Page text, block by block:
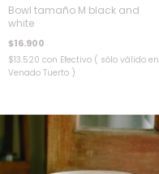
Bowl tamaño M black and
white
$16.900
$13.520 con Efectivo ( sólo válido en
Venado Tuerto )